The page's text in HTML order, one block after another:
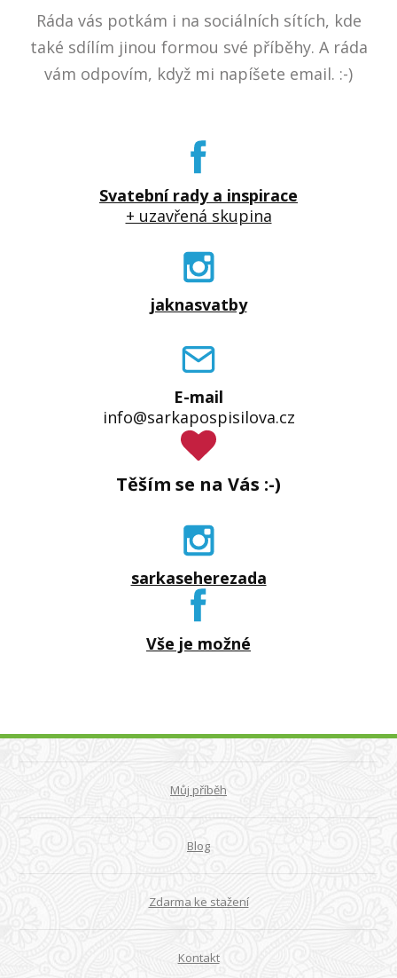
Ráda vás potkám i na sociálních sítích, kde
také sdílím jinou formou své příběhy. A ráda
vám odpovím, když mi napíšete email. :-)
Svatební rady a inspirace
+ uzavřená skupina
jaknasvatby
E-mail
info@sarkapospisilova.cz
Těším se na Vás :-)
sarkaseherezada
Vše je možné
Můj příběh
Blog
Zdarma ke stažení
Kontakt